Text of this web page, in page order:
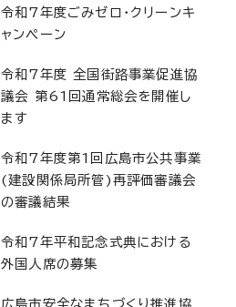
令和7年度ごみゼロ・クリーンキ
ャンペーン
令和7年度 全国街路事業促進協
議会 第61回通常総会を開催し
ます
令和7年度第1回広島市公共事業
(建設関係局所管)再評価審議会
の審議結果
令和7年平和記念式典における
外国人席の募集
広島市安全なまちづくり推進協